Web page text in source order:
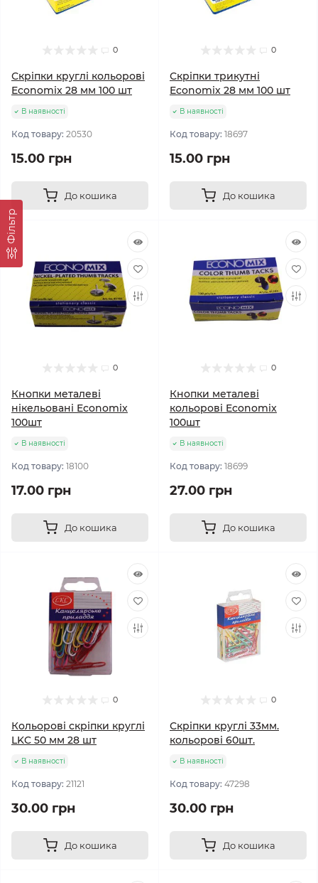
Фільтр
0
Скріпки круглі кольорові
Economix 28 мм 100 шт
В наявності
Код товару: 20530
15.00 грн
До кошика
0
Скріпки трикутні
Economix 28 мм 100 шт
В наявності
Код товару: 18697
15.00 грн
До кошика
0
Кнопки металеві
нікельовані Economix
100шт
В наявності
Код товару: 18100
17.00 грн
До кошика
0
Кнопки металеві
кольорові Economix
100шт
В наявності
Код товару: 18699
27.00 грн
До кошика
0
Кольорові скріпки круглі
LKC 50 мм 28 шт
В наявності
Код товару: 21121
30.00 грн
До кошика
0
Скріпки круглі 33мм.
кольорові 60шт.
В наявності
Код товару: 47298
30.00 грн
До кошика